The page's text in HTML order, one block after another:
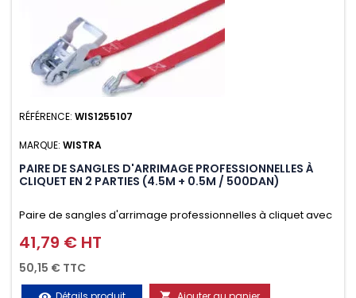
RÉFÉRENCE: WIS1255107
MARQUE: WISTRA
PAIRE DE SANGLES D'ARRIMAGE PROFESSIONNELLES À
CLIQUET EN 2 PARTIES (4.5M + 0.5M / 500DAN)
Paire de sangles d'arrimage professionnelles à cliquet avec
crochet en 2 parties (4.5M + 0.5M / 500daN), simple et rapide
d'utilisation. Permet d'arrimer et de sécuriser vos
chargements pendant le transport. Matière polyester très
Prix
41,79 € HT
50,15 € TTC